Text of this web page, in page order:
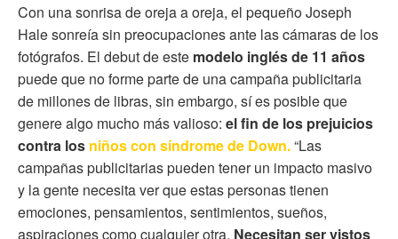
Con una sonrisa de oreja a oreja, el pequeño Joseph
Hale sonreía sin preocupaciones ante las cámaras de los
fotógrafos. El debut de este modelo inglés de 11 años
puede que no forme parte de una campaña publicitaria
de millones de libras, sin embargo, sí es posible que
genere algo mucho más valioso: el fin de los prejuicios
contra los niños con síndrome de Down.“Las
campañas publicitarias pueden tener un impacto masivo
y la gente necesita ver que estas personas tienen
emociones, pensamientos, sentimientos, sueños,
aspiraciones como cualquier otra. Necesitan ser vistos